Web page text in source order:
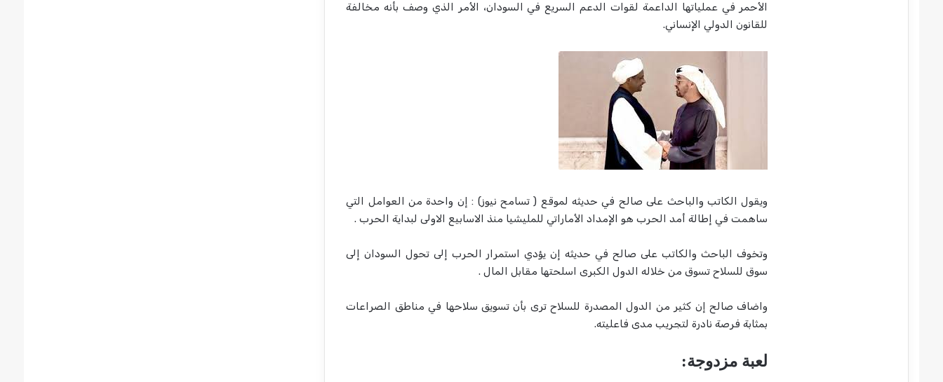
الأحمر في عملياتها الداعمة لقوات الدعم السريع في السودان، الأمر الذي وصف بأنه مخالفة
للقانون الدولي الإنساني.
ويقول الكاتب والباحث على صالح في حديثه لموقع ( تسامح نيوز) : إن واحدة من العوامل التي
ساهمت في إطالة أمد الحرب هو الإمداد الأماراتي للمليشيا منذ الاسابيع الاولى لبداية الحرب .
وتخوف الباحث والكاتب على صالح في حديثه إن يؤدي استمرار الحرب إلى تحول السودان إلى
سوق للسلاح تسوق من خلاله الدول الكبرى اسلحتها مقابل المال .
واضاف صالح إن كثير من الدول المصدرة للسلاح ترى بأن تسويق سلاحها في مناطق الصراعات
بمثابة فرصة نادرة لتجريب مدى فاعليته.
لعبة مزدوجة: